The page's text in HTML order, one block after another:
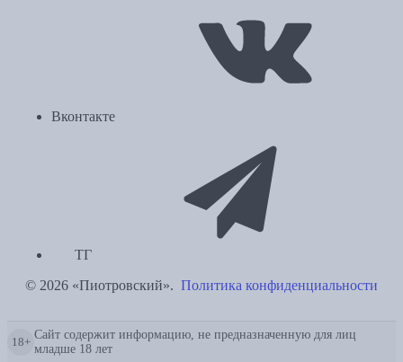
Вконтакте
ТГ
© 2026 «Пиотровский». Политика конфиденциальности
18+
Сайт содержит информацию, не предназначенную для лиц
младше 18 лет